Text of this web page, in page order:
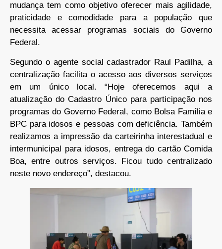
mudança tem como objetivo oferecer mais agilidade,
praticidade e comodidade para a população que
necessita acessar programas sociais do Governo
Federal.
Segundo o agente social cadastrador Raul Padilha, a
centralização facilita o acesso aos diversos serviços
em um único local. “Hoje oferecemos aqui a
atualização do Cadastro Único para participação nos
programas do Governo Federal, como Bolsa Família e
BPC para idosos e pessoas com deficiência. Também
realizamos a impressão da carteirinha interestadual e
intermunicipal para idosos, entrega do cartão Comida
Boa, entre outros serviços. Ficou tudo centralizado
neste novo endereço”, destacou.